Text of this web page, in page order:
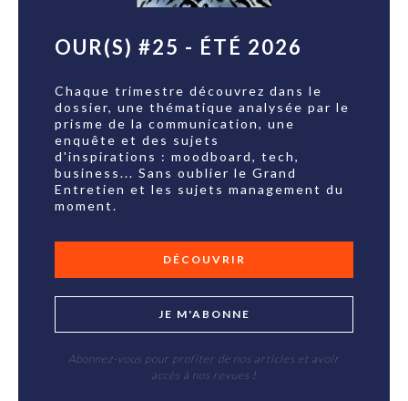
OUR(S) #25 - ÉTÉ 2026
Chaque trimestre découvrez dans le
dossier, une thématique analysée par le
prisme de la communication, une
enquête et des sujets
d'inspirations : moodboard, tech,
business... Sans oublier le Grand
Entretien et les sujets management du
moment.
DÉCOUVRIR
JE M'ABONNE
Abonnez-vous pour profiter de nos articles et avoir
accès à nos revues !